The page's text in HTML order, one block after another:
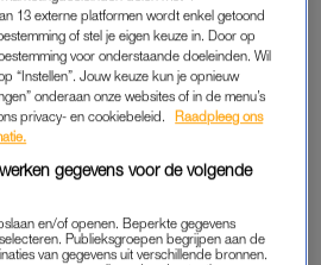
IT?
muis om een tunnel te graven en zo
te verplaatsen.
DELEN MAAR.
13 externe platformen wordt enkel getoond
of stel je eigen keuze in. Door op
voor onderstaande doeleinden. Wil
“Instellen”. Jouw keuze kun je opnieuw
onderaan onze websites of in de menu’s
privacy- en cookiebeleid.
Raadpleeg ons
gegevens voor de volgende
en/of openen. Beperkte gegevens
Publieksgroepen begrijpen aan de
van gegevens uit verschillende bronnen.